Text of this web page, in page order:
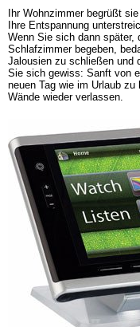
Ihr Wohnzimmer begrüßt
Ihre Entspannung
Wenn Sie sich dann
Schlafzimmer begeben,
Jalousien zu schließen und
Sie sich gewiss: Sanft von
neuen Tag wie im Urlaub
Wände wieder verlassen.